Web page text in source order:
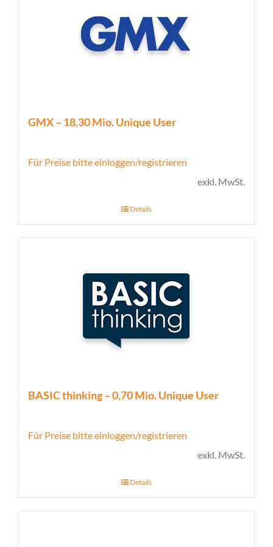
GMX – 18,30 Mio. Unique User
Für Preise bitte einloggen/registrieren
exkl. MwSt.
Details
BASIC thinking – 0,70 Mio. Unique User
Für Preise bitte einloggen/registrieren
exkl. MwSt.
Details